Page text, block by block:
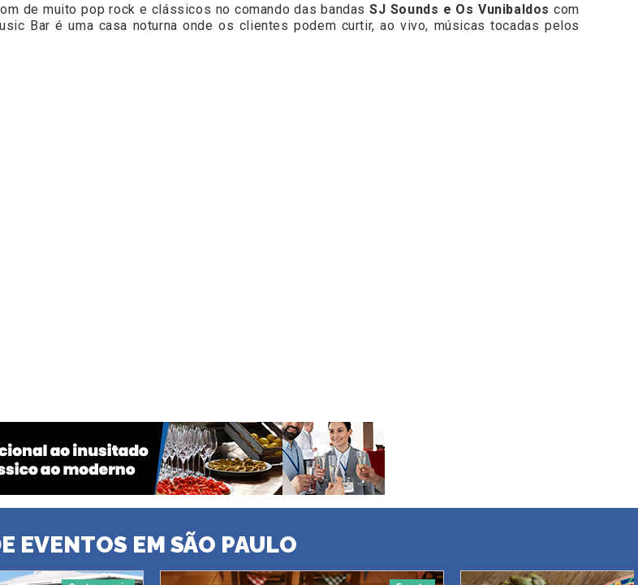
de muito pop rock e clássicos no comando das bandas SJ Sounds e Os Vunibaldoscom
Bar é uma casa noturna onde os clientes podem curtir, ao vivo, músicas tocadas pelos
EVENTOS EM SÃO PAULO